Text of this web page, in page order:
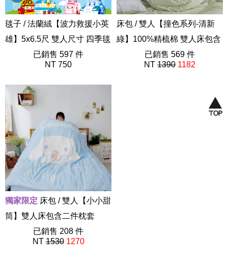
毯子 / 法蘭絨【波力救援小英
雄】5x6.5尺 雙人尺寸 四季毯
法蘭絨毛毯已銷售 597 件
NT 750
床包 / 雙人【撞色系列-清新
綠】100%精梳棉 雙人床包含
二件枕套
40支精梳棉
已銷售 569 件
NT 1390 1182
獨家限定 床包 / 雙人【小小甜
筒】雙人床包含二件枕套
55%天絲 大耳狗 喜拿 三麗鷗
ABF101
已銷售 208 件
NT1530 1270